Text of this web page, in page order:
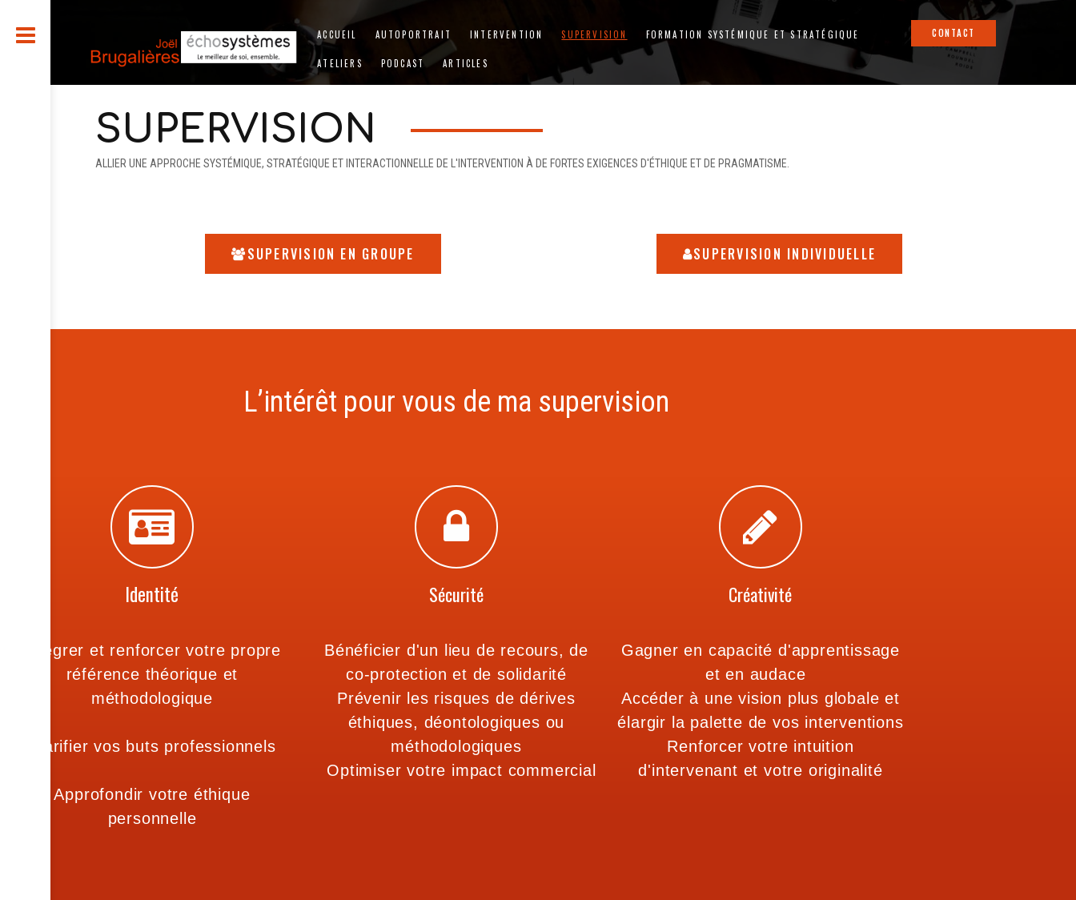
ACCUEIL AUTOPORTRAIT INTERVENTION SUPERVISION FORMATION SYSTÉMIQUE ET STRATÉGIQUE
ATELIERS PODCAST ARTICLES
CONTACT
SUPERVISION
ALLIER UNE APPROCHE SYSTÉMIQUE, STRATÉGIQUE ET INTERACTIONNELLE DE L'INTERVENTION À DE FORTES EXIGENCES D'ÉTHIQUE ET DE PRAGMATISME.
SUPERVISION EN GROUPE SUPERVISION INDIVIDUELLE
L’intérêt pour vous de ma supervision
Identité
Intégrer et renforcer votre propre
référence théorique et
méthodologique
Clarifier vos buts professionnels
Approfondir votre éthique
personnelle
Sécurité
Bénéficier d'un lieu de recours, de
co-protection et de solidarité
Prévenir les risques de dérives
éthiques, déontologiques ou
méthodologiques
Optimiser votre impact commercial
Créativité
Gagner en capacité d'apprentissage
et en audace
Accéder à une vision plus globale et
élargir la palette de vos interventions
Renforcer votre intuition
d'intervenant et votre originalité